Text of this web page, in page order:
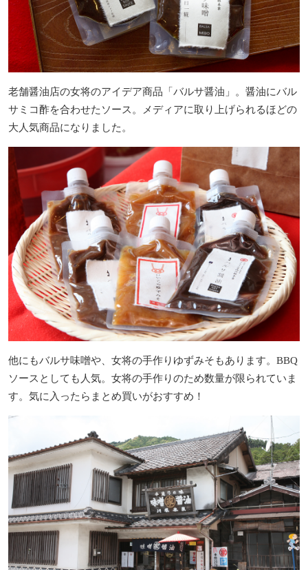
老舗醤油店の女将のアイデア商品「バルサ醤油」。醤油にバル
サミコ酢を合わせたソース。メディアに取り上げられるほどの
大人気商品になりました。
他にもバルサ味噌や、女将の手作りゆずみそもあります。BBQ
ソースとしても人気。女将の手作りのため数量が限られていま
す。気に入ったらまとめ買いがおすすめ！